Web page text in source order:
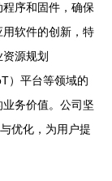
序和固件，确保
软件的创新，特
源规划
）平台等领域的
务价值。公司坚
优化，为用户提